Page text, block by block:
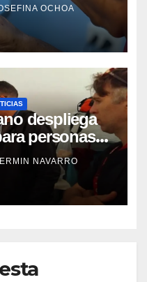
OCHOA
despliega
personas
Guaira
NAVARRO